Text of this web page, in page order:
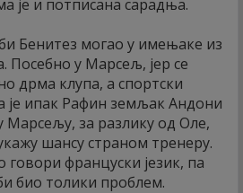
је и потписана сарадња.
Бенитез могао у имењаке из
у Марсељ, јер се
дрма клупа, а спортски
ипак Рафин земљак Андони
Марсељу, за разлику од Оле,
шансу страном тренеру.
француски језик, па
био толики проблем.